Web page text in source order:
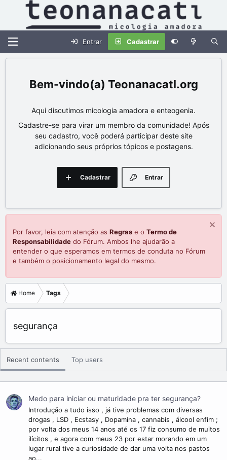
Entrar Cadastrar
Teonanacatl.org
Aqui discutimos micologia amadora e enteogenia.
Cadastre-se para virar um membro da comunidade! Após
seu cadastro, você poderá participar deste site
adicionando seus próprios tópicos e postagens.
Entrar
Cadastrar
Por favor, leia com atenção as Regras e o Termo de
Responsabilidade do Fórum. Ambos lhe ajudarão a
entender o que esperamos em termos de conduta no Fórum
e também o posicionamento legal do mesmo.
Home Tags
segurança
Recent contents Top users
Medo para iniciar ou maturidade pra ter segurança?
Introdução a tudo isso , já tive problemas com diversas
drogas , LSD , Ecstasy , Dopamina , cannabis , álcool enfim ;
por volta dos meus 14 anos até os 17 fiz consumo de muitos
ilícitos , e agora com meus 23 por estar morando em um
lugar rural tive a curiosidade de dar uma volta nos pastos
ao...